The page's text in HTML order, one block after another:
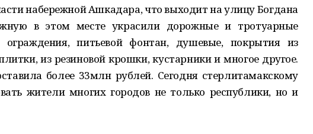
набережной Ашкадара, что выходит на улицу Богдана
в этом месте украсили дорожные и тротуарные
ограждения, питьевой фонтан, душевые, покрытия из
из резиновой крошки, кустарники и многое другое.
более33млнрублей. Сегодня стерлитамакскому
жители многих городов не только республики, но и